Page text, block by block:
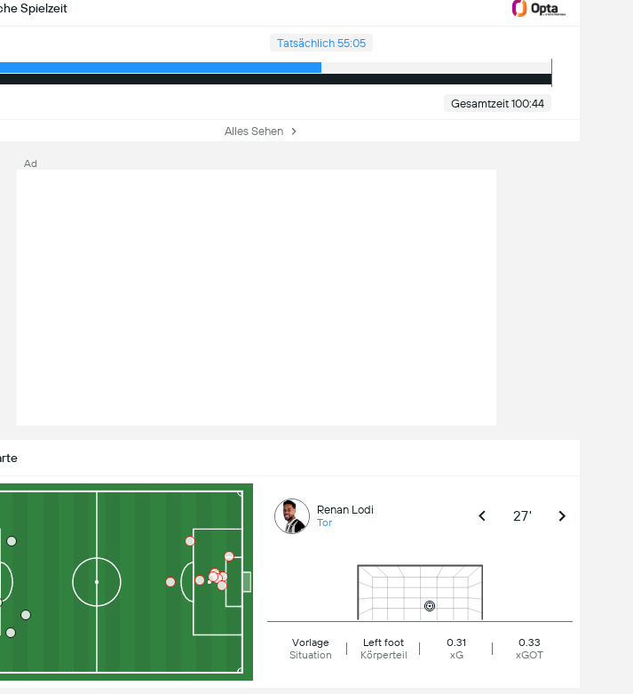
Spielzeit
Tatsächlich 55:05
Gesamtzeit 100:44
Alles Sehen
Renan Lodi
Tor 27'
Vorlage
Situation
Left foot
Körperteil
0.31
xG
0.33
xGOT
Ad